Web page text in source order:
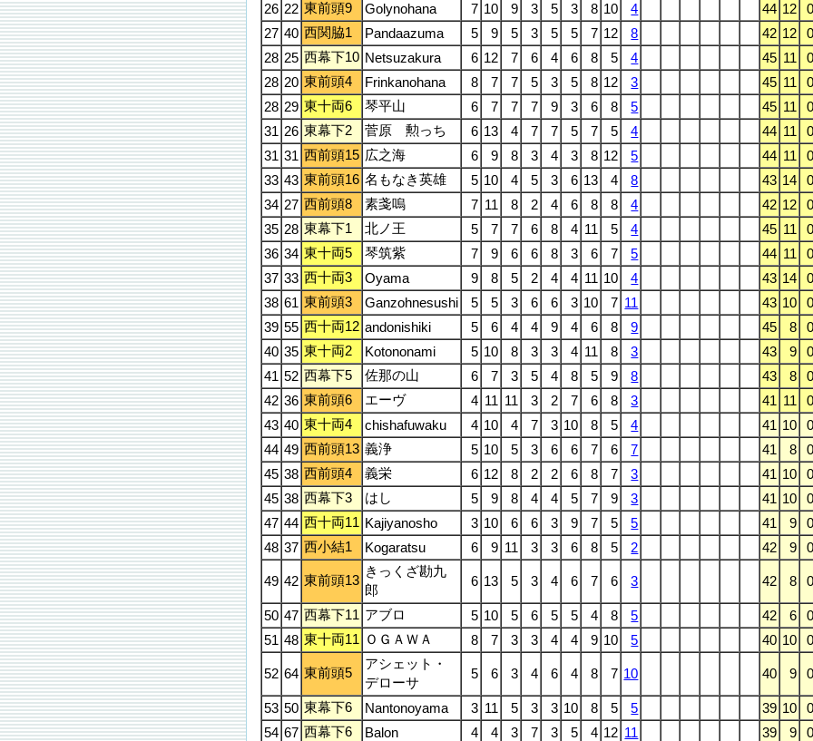
26 22 東前頭9 Golynohana 7 10 9 3 5 3 8 10 4 44 12
27 40 西関脇1 Pandaazuma 5 9 5 3 5 5 7 12 8 42 12
28 25 西幕下10 Netsuzakura 6 12 7 6 4 6 8 5 4 45 11
28 20 東前頭4 Frinkanohana 8 7 7 5 3 5 8 12 3 45 11
28 29 東十両6 琴平山 6 7 7 7 9 3 6 8 5 45 11
31 26 東幕下2 菅原 勲っち 6 13 4 7 7 5 7 5 4 44 11
31 31 西前頭15 広之海 6 9 8 3 4 3 8 12 5 44 11
33 43 東前頭16 名もなき英雄 5 10 4 5 3 6 13 4 8 43 14
34 27 西前頭8 素戔嗚 7 11 8 2 4 6 8 8 4 42 12
35 28 東幕下1 北ノ王 5 7 7 6 8 4 11 5 4 45 11
36 34 東十両5 琴筑紫 7 9 6 6 8 3 6 7 5 44 11
37 33 西十両3 Oyama 9 8 5 2 4 4 11 10 4 43 14
38 61 東前頭3 Ganzohnesushi 5 5 3 6 6 3 10 7 11 43 10
39 55 西十両12 andonishiki 5 6 4 4 9 4 6 8 9 45 8
40 35 東十両2 Kotononami 5 10 8 3 3 4 11 8 3 43 9
41 52 西幕下5 佐那の山 6 7 3 5 4 8 5 9 8 43 8
42 36 東前頭6 エーヴ 4 11 11 3 2 7 6 8 3 41 11
43 40 東十両4 chishafuwaku 4 10 4 7 3 10 8 5 4 41 10
44 49 西前頭13 義浄 5 10 5 3 6 6 7 6 7 41 8
45 38 西前頭4 義栄 6 12 8 2 2 6 8 7 3 41 10
45 38 西幕下3 はし 5 9 8 4 4 5 7 9 3 41 10
47 44 西十両11 Kajiyanosho 3 10 6 6 3 9 7 5 5 41 9
48 37 西小結1 Kogaratsu 6 9 11 3 3 6 8 5 2 42 9
49 42 東前頭13
きっくざ勘九
郎
6 13 5 3 4 6 7 6 3 42 8
50 47 西幕下11 アブロ 5 10 5 6 5 5 4 8 5 42 6
51 48 東十両11 ＯＧＡＷＡ 8 7 3 3 4 4 9 10 5 40 10
52 64 東前頭5
アシェット・
デローサ
5 6 3 4 6 4 8 7 10 40 9
53 50 東幕下6 Nantonoyama 3 11 5 3 3 10 8 5 5 39 10
54 67 西幕下6 Balon 4 4 3 7 3 5 4 12 11 39 9